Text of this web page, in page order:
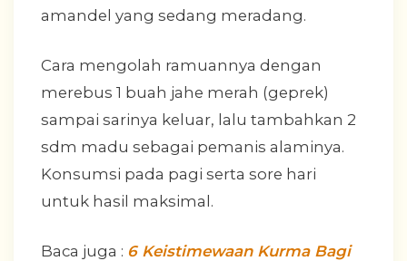
amandel yang sedang meradang.
Cara mengolah ramuannya dengan
merebus 1 buah jahe merah (geprek)
sampai sarinya keluar, lalu tambahkan 2
sdm madu sebagai pemanis alaminya.
Konsumsi pada pagi serta sore hari
untuk hasil maksimal.
Baca juga : 6 Keistimewaan Kurma Bagi